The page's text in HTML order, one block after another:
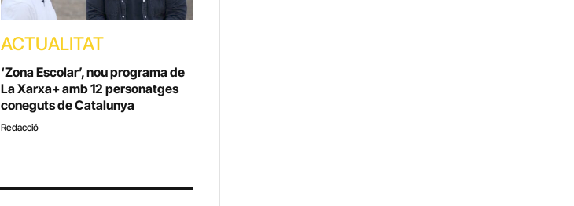
ACTUALITAT
‘Zona Escolar’, nou programa de
La Xarxa+ amb 12 personatges
coneguts de Catalunya
Redacció